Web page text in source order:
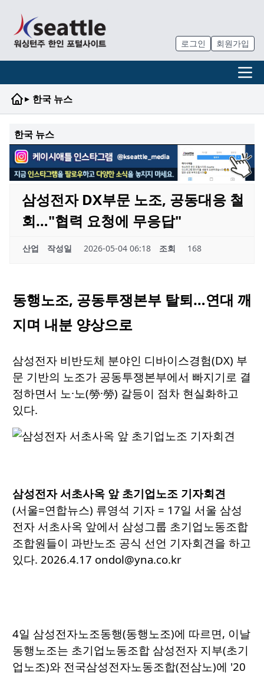
로그인 회원가입
▸ 한국 뉴스
한국 뉴스
삼성전자 DX부문 노조, 공동대응 철
회…"협력 요청에 무응답"
산업 작성일 2026-05-04 06:18 조회 168
동행노조, 공동투쟁본부 탈퇴…연대 깨
지며 내분 양상으로
삼성전자 비반도체 분야인 디바이스경험(DX) 부
문 기반의 노조가 공동투쟁본부에서 빠지기로 결
정하면서 노·노(勞·勞) 갈등이 점차 현실화하고
있다.
삼성전자 서초사옥 앞 초기업노조 기자회견
(서울=연합뉴스) 류영석 기자 = 17일 서울 삼성
전자 서초사옥 앞에서 삼성그룹 초기업노동조합
조합원들이 과반노조 공식 선언 기자회견을 하고
있다. 2026.4.17 ondol@yna.co.kr
4일 삼성전자노조동행(동행노조)에 따르면, 이날
동행노조는 초기업노동조합 삼성전자 지부(초기
업노조)와 전국삼성전자노동조합(전삼노)에 '20